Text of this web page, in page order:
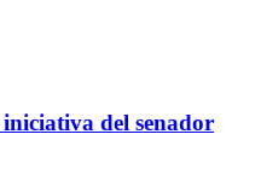
del senador